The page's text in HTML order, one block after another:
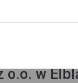
o.o. w